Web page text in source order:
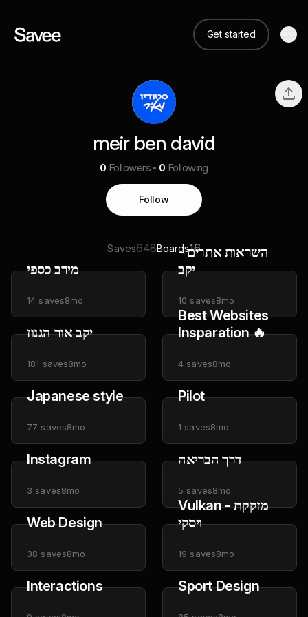
Get started
meir ben david
0 Followers 0 Following
Follow
Saves648Boards16
מירב כספי
14 saves8mo
השראות אתרים -
יקב
10 saves8mo
יקב אור הגנוז
181 saves8mo
Best Websites
Insparation 🔥
4 saves8mo
Japanese style
77 saves8mo
Pilot
1 saves8mo
Instagram
3 saves8mo
דרך הבריאה
5 saves8mo
Web Design
38 saves8mo
Vulkan - מזקקת
ויסקי
19 saves8mo
Interactions Sport Design